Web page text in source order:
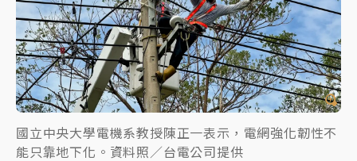
中信慈善基金會想增加董事人數！辜仲諒向法院聲請遭
駁 理由曝光
故宮《龍藏經》特展第2檔！今線上預約開賣一度塞車
周六起展出延長至晚上7時
押庭
國立中央大學電機系教授陳正一表示，電網強化韌性不
能只靠地下化。資料照／台電公司提供